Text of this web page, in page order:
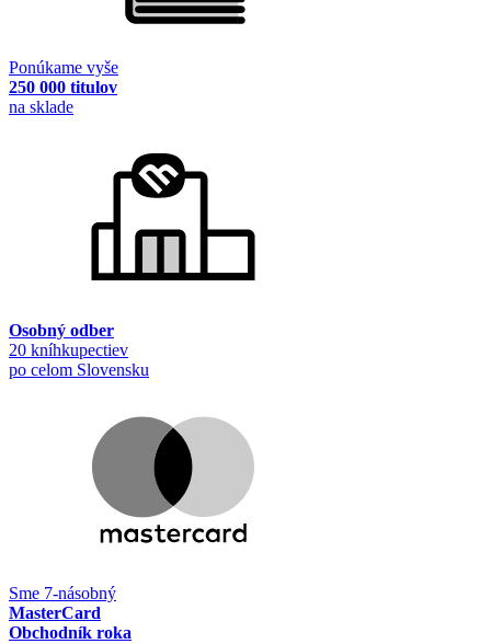
Ponúkame vyše
250 000 titulov
na sklade
Osobný odber
20 kníhkupectiev
po celom Slovensku
Sme 7-násobný
MasterCard
Obchodník roka